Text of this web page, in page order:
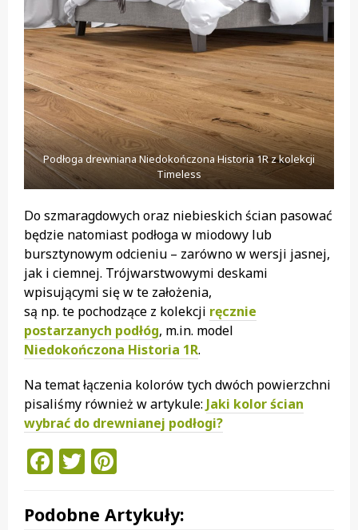
Podłoga drewniana Niedokończona Historia 1R z kolekcji
Timeless
Do szmaragdowych oraz niebieskich ścian pasować
będzie natomiast podłoga w miodowy lub
bursztynowym odcieniu – zarówno w wersji jasnej,
jak i ciemnej. Trójwarstwowymi deskami
wpisującymi się w te założenia,
są np. te pochodzące z kolekcji ręcznie
postarzanych podłóg, m.in. model
Niedokończona Historia 1R.
Na temat łączenia kolorów tych dwóch powierzchni
pisaliśmy również w artykule: Jaki kolor ścian
wybrać do drewnianej podłogi?
Facebook
Twitter
Podobne Artykuły: